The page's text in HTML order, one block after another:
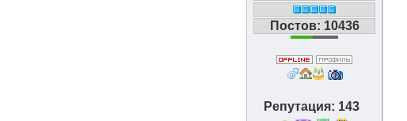
Постов: 10436
Репутация: 143